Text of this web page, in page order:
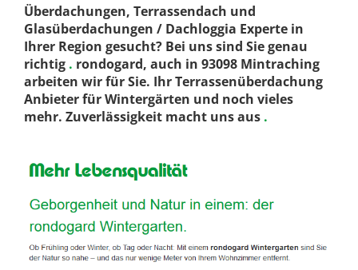
Überdachungen, Terrassendach und
Glasüberdachungen / Dachloggia Experte in
Ihrer Region gesucht? Bei uns sind Sie genau
richtig . rondogard, auch in 93098 Mintraching
arbeiten wir für Sie. Ihr Terrassenüberdachung
Anbieter für Wintergärten und noch vieles
mehr. Zuverlässigkeit macht uns aus .